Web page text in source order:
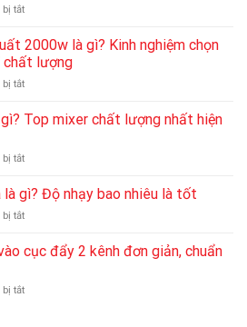
tắtở
sửa
loa
bluetooth
không
nguồn
nhất
2000w là gì? Kinh nghiệm chọn
chất lượng
tắtở
đẩy
công
2000w
gì?
nghiệm
cục
Top mixer chất lượng nhất hiện
tắtở
16
line
là
Top
lượng
gì? Độ nhạy bao nhiêu là tốt
tắtở
của
là
cục đẩy 2 kênh đơn giản, chuẩn
tắtở